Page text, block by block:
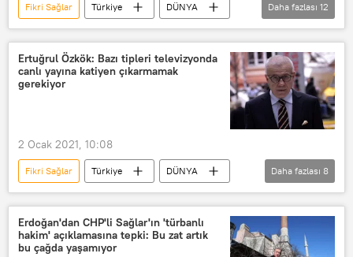
Fikri Sağlar Türkiye
DÜNYA
Haberler
AK Parti
Ömer Çelik
inanç
Özgürlük
zihniyet
CHP
İYİ Parti
Kemal Kılıçdaroğlu
Daha fazlası 12
Ertuğrul Özkök: Bazı tipleri televizyonda
canlı yayına katiyen çıkarmamak
gerekiyor
2 Ocak 2021, 10:08
Fikri Sağlar Türkiye
DÜNYA
Haberler
Hürriyet gazetesi
Ertuğrul Özkök
CHP
canlı yayın
Televizyon
Daha fazlası 8
Erdoğan'dan CHP'li Sağlar'ın 'türbanlı
hakim' açıklamasına tepki: Bu zat artık
bu çağda yaşamıyor